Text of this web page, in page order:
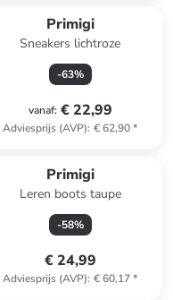
Primigi
Sneakers lichtroze
-63%
vanaf: € 22,99
Adviesprijs (AVP): € 62,90*
Primigi
Leren boots taupe
-58%
€ 24,99
Adviesprijs (AVP): € 60,17*